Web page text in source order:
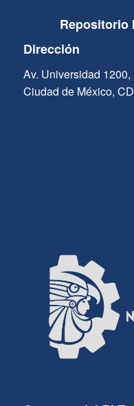
Repositorio
Dirección
Av. Universidad
Ciudad de México,